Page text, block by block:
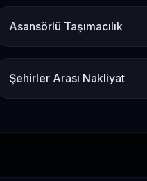
Asansörlü Taşımacılık
Şehirler Arası Nakliyat